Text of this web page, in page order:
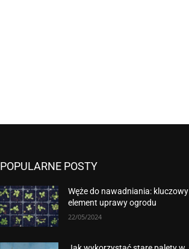
POPULARNE POSTY
Węże do nawadniania: kluczowy
element uprawy ogrodu
22/05/2024